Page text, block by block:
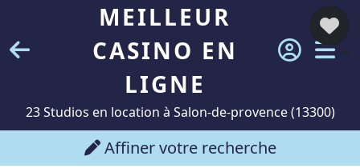
MEILLEUR
CASINO EN
LIGNE
23 Studios en location à Salon-de-provence (13300)
Affiner votre recherche